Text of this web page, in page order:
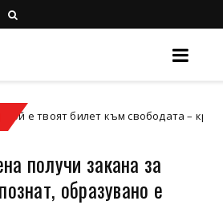
билет към свободата – кросовият
получи закана за
образувано е